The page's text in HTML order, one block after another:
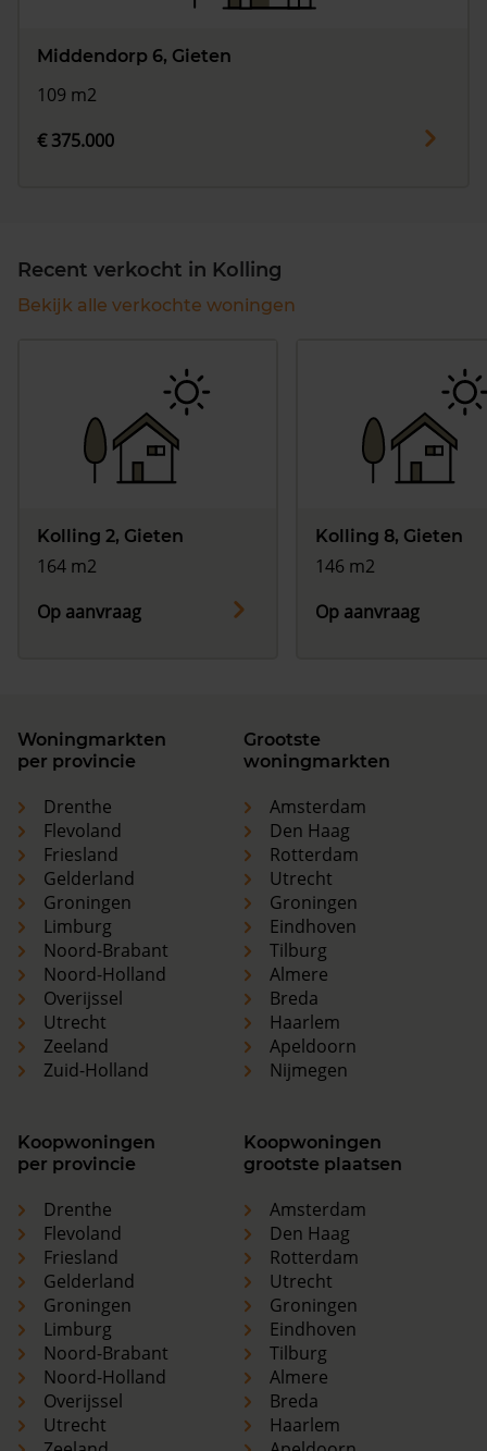
Middendorp 6, Gieten
109 m2
€ 375.000
Recent verkocht in Kolling
Bekijk alle verkochte woningen
Kolling 2, Gieten
164 m2
Op aanvraag
Kolling 8, Gieten
146 m2
Op aanvraag
Woningmarkten
per provincie
Drenthe
Flevoland
Friesland
Gelderland
Groningen
Limburg
Noord-Brabant
Noord-Holland
Overijssel
Utrecht
Zeeland
Zuid-Holland
Grootste
woningmarkten
Amsterdam
Den Haag
Rotterdam
Utrecht
Groningen
Eindhoven
Tilburg
Almere
Breda
Haarlem
Apeldoorn
Nijmegen
Koopwoningen
per provincie
Drenthe
Flevoland
Friesland
Gelderland
Groningen
Limburg
Noord-Brabant
Noord-Holland
Overijssel
Utrecht
Koopwoningen
grootste plaatsen
Amsterdam
Den Haag
Rotterdam
Utrecht
Groningen
Eindhoven
Tilburg
Almere
Breda
Haarlem